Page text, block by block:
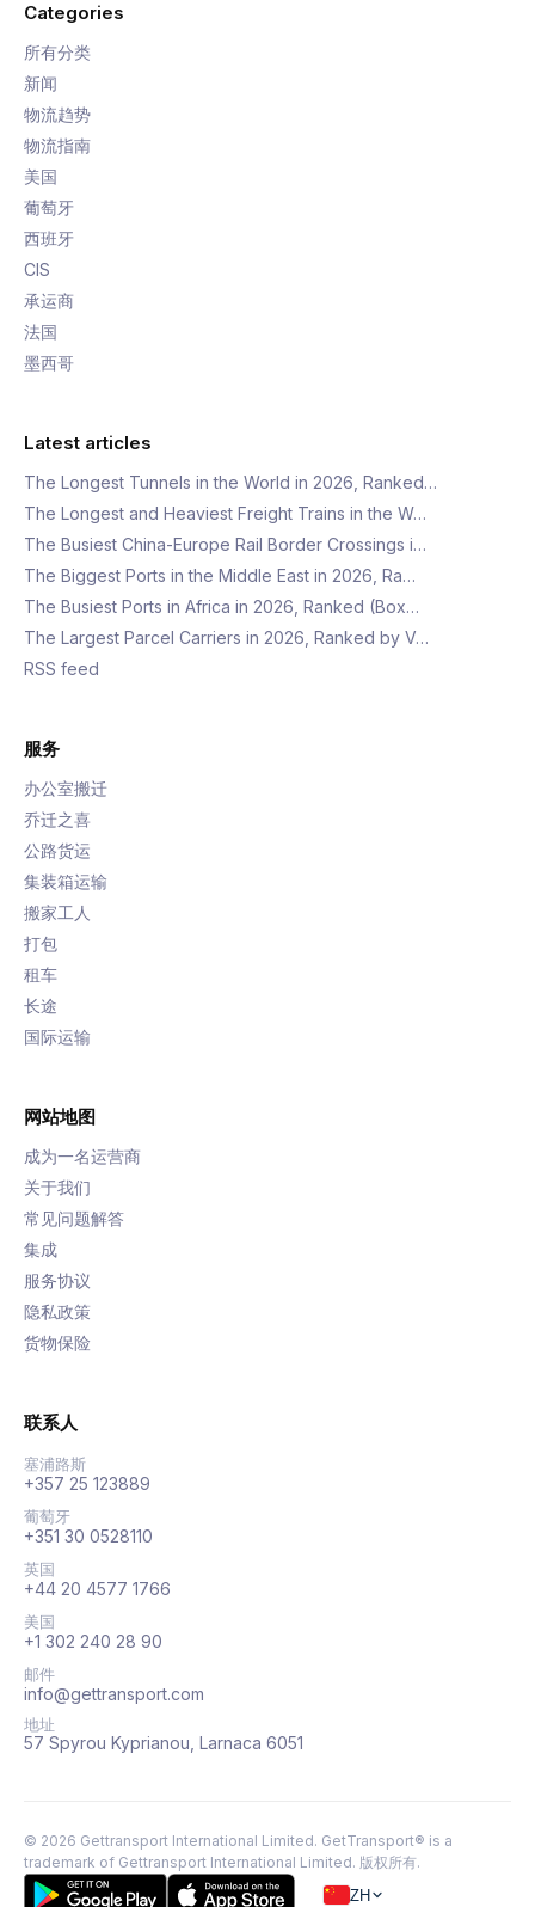
Categories
所有分类
新闻
物流趋势
物流指南
美国
葡萄牙
西班牙
CIS
承运商
法国
墨西哥
Latest articles
The Longest Tunnels in the World in 2026, Ranked…
The Longest and Heaviest Freight Trains in the W…
The Busiest China-Europe Rail Border Crossings i…
The Biggest Ports in the Middle East in 2026, Ra…
The Busiest Ports in Africa in 2026, Ranked (Box…
The Largest Parcel Carriers in 2026, Ranked by V…
RSS feed
服务
办公室搬迁
乔迁之喜
公路货运
集装箱运输
搬家工人
打包
租车
长途
国际运输
网站地图
成为一名运营商
关于我们
常见问题解答
集成
服务协议
隐私政策
货物保险
联系人
塞浦路斯
+357 25 123889
葡萄牙
+351 30 0528110
英国
+44 20 4577 1766
美国
+1 302 240 28 90
邮件
info@gettransport.com
地址
57 Spyrou Kyprianou, Larnaca 6051
© 2026 Gettransport International Limited. GetTransport® is a
trademark of Gettransport International Limited. 版权所有.
ZH